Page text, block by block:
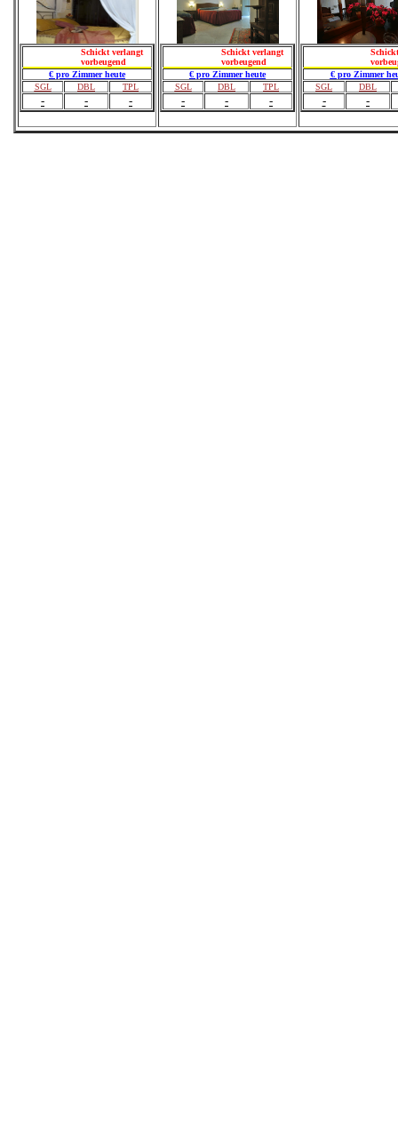
Schickt verlangt
vorbeugend
€ pro Zimmer heute
SGL
DBL TPL
- - -
Schickt verlangt
vorbeugend
€ pro Zimmer heute
SGL
DBL TPL
- - -
€ pro Zimmer
SGL
DBL
- -